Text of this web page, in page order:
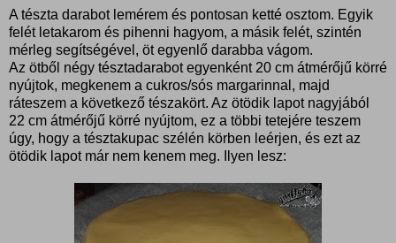
A tészta darabot lemérem és pontosan ketté osztom. Egyik
felét letakarom és pihenni hagyom, a másik felét, szintén
mérleg segítségével, öt egyenlő darabba vágom.
Az ötből négy tésztadarabot egyenként 20 cm átmérőjű körré
nyújtok, megkenem a cukros/sós margarinnal, majd
ráteszem a következő tészakört. Az ötödik lapot nagyjából
22 cm átmérőjű körré nyújtom, ez a többi tetejére teszem
úgy, hogy a tésztakupac szélén körben leérjen, és ezt az
ötödik lapot már nem kenem meg. Ilyen lesz: